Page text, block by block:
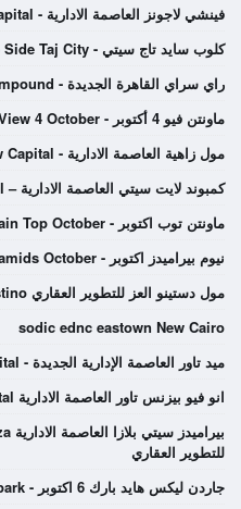
فينشي لاجونز العاصمة الادارية - vinci lagoons new capital
كلوب سايد تاج سيتي - Club Side Taj City
راي سراي القاهرة الجديدة - Rai sarai compound
ماونتن فيو 4 أكتوبر - Mountain View 4 October - استلام فوري
مول زاهية العاصمة الادارية - Zahya New Capital
كمبوند لايت سيتي العاصمة الادارية – light city new capital - شركة ماك
ماونتن توب اكتوبر - Mountain Top October
نيوم بيراميدز اكتوبر - Nyoum Pyramids October
مول دستينو العز للتطوير العقاري El Ezz Developments Destino
sodic ednc eastown New Cairo
ميد تاور العاصمة الإدارية الجديدة - Mid Tower New Capital
انو فيو بيزنس تاور العاصمة الادارية inno view New Capital
للتطوير العقاري
جاردن ليكس هايد بارك 6 اكتوبر - garden lakes hyde park